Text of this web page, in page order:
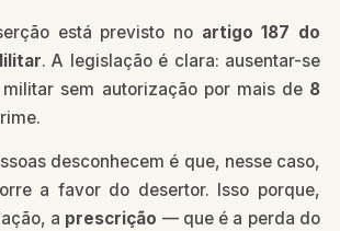
está previsto no artigo 187 do
. A legislação é clara: ausentar-se
sem autorização por mais de 8
desconhecem é que, nesse caso,
a favor do desertor. Isso porque,
a prescrição — que é a perda do